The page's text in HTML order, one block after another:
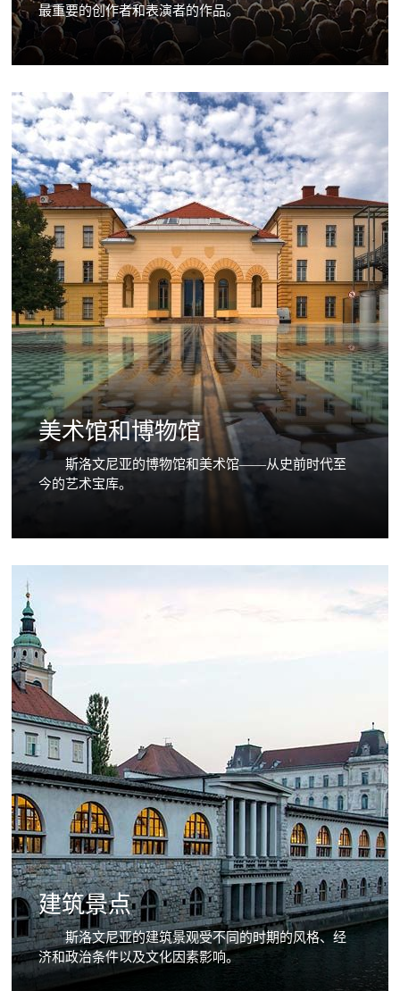
最重要的创作者和表演者的作品。
美术馆和博物馆
斯洛文尼亚的博物馆和美术馆——从史前时代至
今的艺术宝库。
建筑景点
斯洛文尼亚的建筑景观受不同的时期的风格、经
济和政治条件以及文化因素影响。